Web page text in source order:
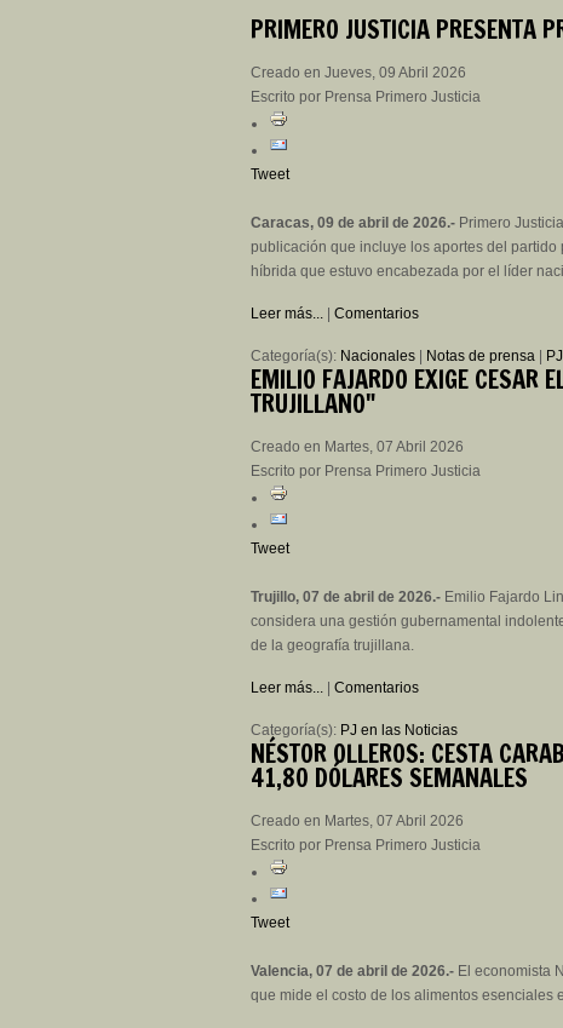
PRIMERO JUSTICIA PRESENTA
Creado en Jueves, 09 Abril 2026
Escrito por Prensa Primero Justicia
Tweet
Caracas, 09 de abril de 2026.- Primero
publicación que incluye los aportes del
híbrida que estuvo encabezada por el líder
Leer más... Comentarios
Categoría(s): Nacionales Notas de prensa
EMILIO FAJARDO EXIGE CESAR
TRUJILLANO"
Creado en Martes, 07 Abril 2026
Escrito por Prensa Primero Justicia
Tweet
Trujillo, 07 de abril de 2026.- Emilio Fajardo
considera una gestión gubernamental
de la geografía trujillana.
Leer más... Comentarios
Categoría(s): PJ en las Noticias
NÉSTOR OLLEROS: CESTA
41,80 DÓLARES SEMANALES
Creado en Martes, 07 Abril 2026
Escrito por Prensa Primero Justicia
Tweet
Valencia, 07 de abril de 2026.- El economista
que mide el costo de los alimentos esenciales